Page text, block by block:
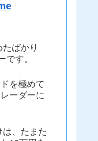
ばかり
です。
を極めて
ーダーに
、たまた